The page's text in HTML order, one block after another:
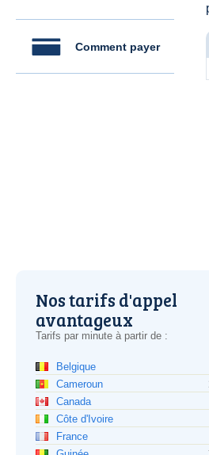
Comment payer
Nos tarifs d'appel
avantageux
Tarifs par minute à partir de :
Belgique
Cameroun
Canada
Côte d'Ivoire
France